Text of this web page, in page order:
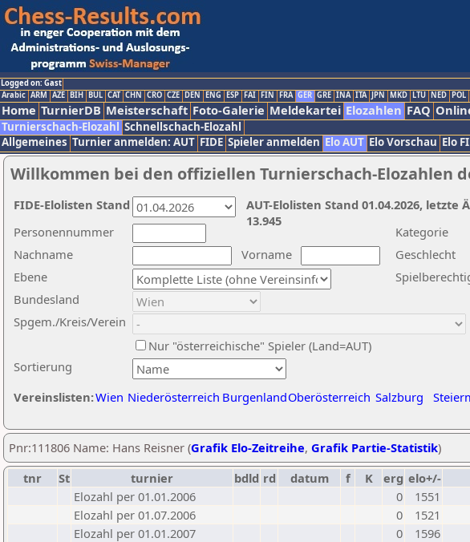
Logged on: Gast
Arabic ARM AZE BIH BUL CAT CHN CRO CZE DEN ENG ESP FAI FIN FRA GER GRE INA ITA JPN MKD LTU NED POL
Home TurnierDB Meisterschaft Foto-Galerie Meldekartei Elozahlen FAQ
Turnierschach-Elozahl Schnellschach-Elozahl
Allgemeines Turnier anmelden: AUT FIDE Spieler anmelden Elo AUT Elo Vorschau Elo
Willkommen bei den offiziellen Turnierschach-Elozahlen
Nachname
Vorname
Ebene
Kategorie
Sortierung
Personennummer
Bundesland
Spgem./Kreis/Verein
Geschlecht
Nur "österreichische" Spieler (Land=AUT)
Vereinslisten:Wien Niederösterreich BurgenlandOberösterreich Salzburg
AUT-Elolisten Stand 01.04.2026,
13.945
FIDE-Elolisten Stand
Pnr:111806 Name: Hans Reisner (Grafik Elo-Zeitreihe, Grafik Partie-Statistik)
tnr
St turnier bdld rd datum f K erg elo+/-
Elozahl per 01.01.2006
0
1551
Elozahl per 01.07.2006
0
1521
Elozahl per 01.01.2007
0
1596